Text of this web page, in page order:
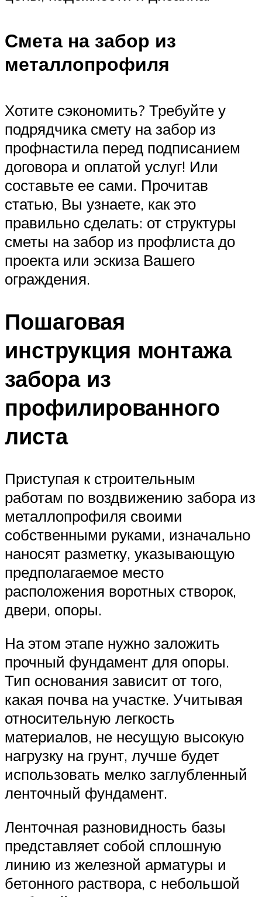
Смета на забор из
металлопрофиля
Хотите сэкономить? Требуйте у
подрядчика смету на забор из
профнастила перед подписанием
договора и оплатой услуг! Или
составьте ее сами. Прочитав
статью, Вы узнаете, как это
правильно сделать: от структуры
сметы на забор из профлиста до
проекта или эскиза Вашего
ограждения.
Пошаговая
инструкция монтажа
забора из
профилированного
листа
Приступая к строительным
работам по воздвижению забора из
металлопрофиля своими
собственными руками, изначально
наносят разметку, указывающую
предполагаемое место
расположения воротных створок,
двери, опоры.
На этом этапе нужно заложить
прочный фундамент для опоры.
Тип основания зависит от того,
какая почва на участке. Учитывая
относительную легкость
материалов, не несущую высокую
нагрузку на грунт, лучше будет
использовать мелко заглубленный
ленточный фундамент.
Ленточная разновидность базы
представляет собой сплошную
линию из железной арматуры и
бетонного раствора, с небольшой